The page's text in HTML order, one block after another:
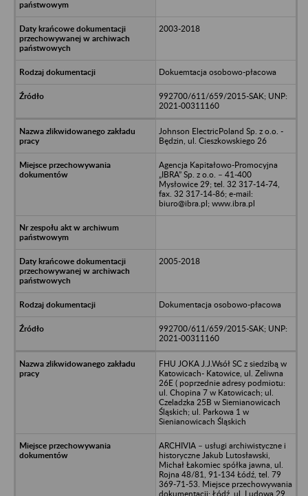
2003-2018
Dokuemtacja osobowo-płacowa
992700/611/659/2015-SAK; UNP:
2021-00311160
Johnson ElectricPoland Sp. z o.o. -
Będzin, ul. Cieszkowskiego 26
Agencja Kapitałowo-Promocyjna
„IBRA” Sp. z o.o. – 41-400
Mysłowice 29; tel. 32 317-14-74,
fax. 32 317-14-86; e-mail:
biuro@ibra.pl; www.ibra.pl
2005-2018
Dokumentacja osobowo-płacowa
992700/611/659/2015-SAK; UNP:
2021-00311160
FHU JOKA J.J.Wsół SC z siedzibą w
Katowicach- Katowice, ul. Zeliwna
26E ( poprzednie adresy podmiotu:
ul. Chopina 7 w Katowicach; ul.
Czeladzka 25B w Siemianowicach
Śląskich; ul. Parkowa 1 w
Sienianowicach Śląskich
ARCHIVIA – usługi archiwistyczne i
historyczne Jakub Lutosławski,
Michał Łakomiec spółka jawna, ul.
Rojna 48/81, 91-134 Łódź, tel. 79
369-71-53. Miejsce przechowywania
dokumentacji: Łódź, ul. Ludowa 29,